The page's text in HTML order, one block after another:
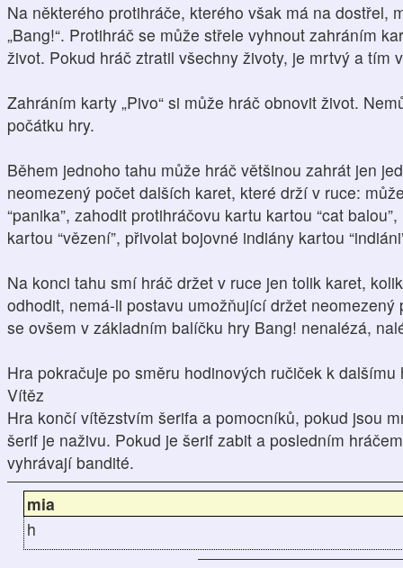
Na některého protihráče, kterého však má na dostřel,
„Bang!“. Protihráč se může střele vyhnout zahráním
život. Pokud hráč ztratil všechny životy, je mrtvý a tím
Zahráním karty „Pivo“ si může hráč obnovit život.
počátku hry.
Během jednoho tahu může hráč většinou zahrát jen
neomezený počet dalších karet, které drží v ruce:
“panika”, zahodit protihráčovu kartu kartou “cat
kartou “vězení”, přivolat bojovné indiány kartou
Na konci tahu smí hráč držet v ruce jen tolik karet,
odhodit, nemá-li postavu umožňující držet neomezený
se ovšem v základním balíčku hry Bang! nenalézá,
Hra pokračuje po směru hodinových ručiček k dalšímu
Vítěz
Hra končí vítězstvím šerifa a pomocníků, pokud jsou
šerif je naživu. Pokud je šerif zabit a posledním
vyhrávají bandité.
mia
h